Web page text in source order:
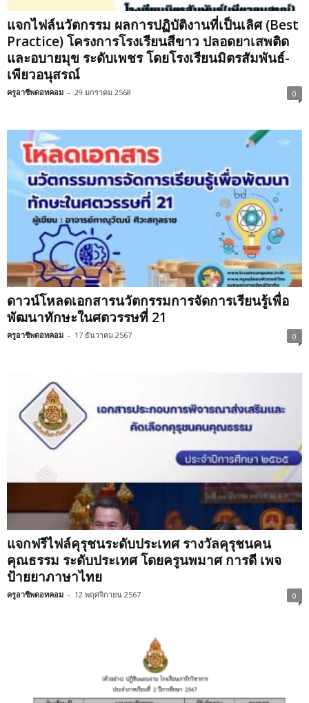
แจกไฟล์นวัตกรรม ผลการปฏิบัติงานที่เป็นเลิศ (Best
Practice) โครงการโรงเรียนสีขาว ปลอดยาเสพติด
และอบายมุข ระดับเพชร โดยโรงเรียนมิตรสัมพันธ์-
เพียวอนุสรณ์
ครูอาชีพดอทคอม - 29 มกราคม 2568 0
ดาวน์โหลดเอกสารนวัตกรรมการจัดการเรียนรู้เพื่อ
พัฒนาทักษะในศตวรรษที่ 21
ครูอาชีพดอทคอม - 17 ธันวาคม 2567 0
แจกฟรีไฟล์คุรุชนระดับประเทศ รางวัลคุรุชนคน
คุณธรรม ระดับประเทศ โดยครูนพมาศ การดี เพจ
ป้ายยาภาษาไทย
ครูอาชีพดอทคอม - 12 พฤศจิกายน 2567 0